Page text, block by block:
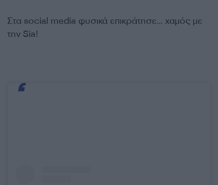
Στα social media φυσικά επικράτησε… χαμός με
την Sia!